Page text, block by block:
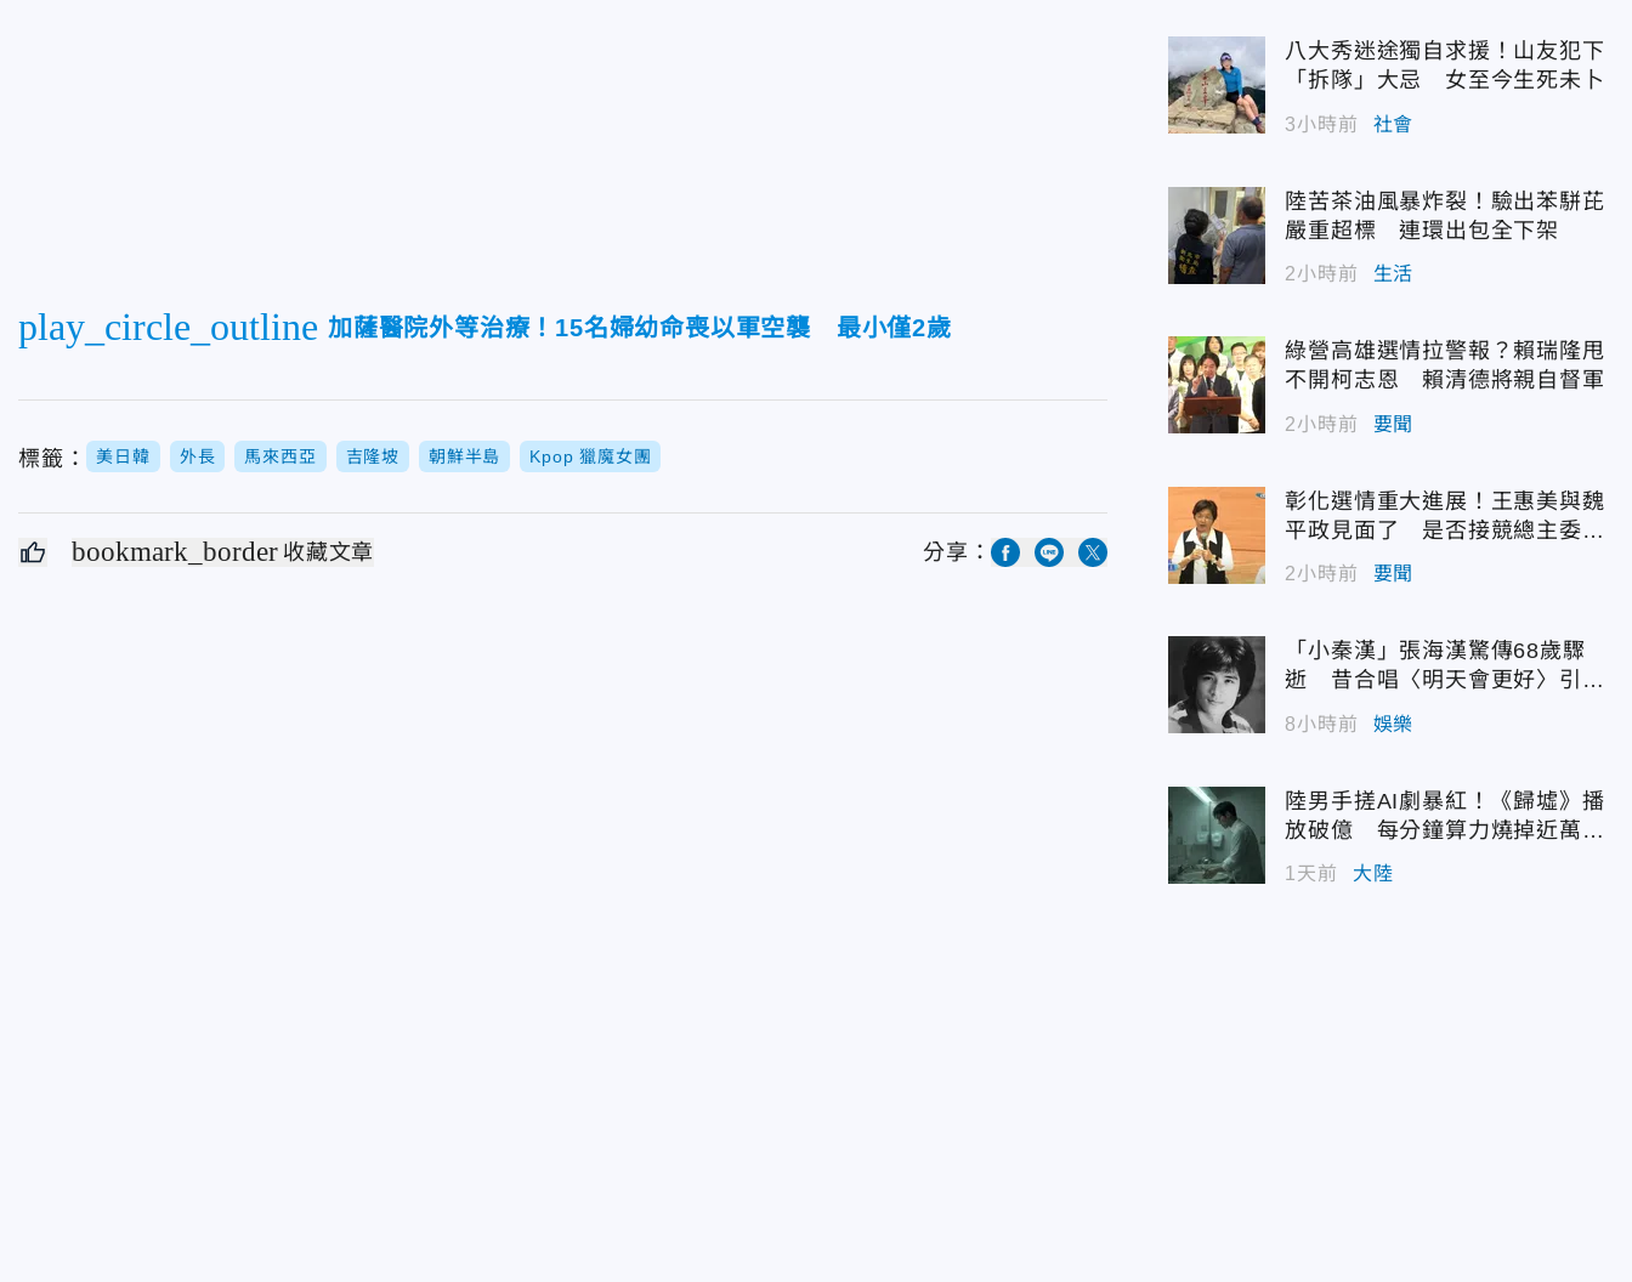
play_circle_outline 加薩醫院外等治療！15名婦幼命喪以軍空襲 最小僅2歲
標籤： 美日韓 外長 馬來西亞 吉隆坡 朝鮮半島 Kpop 獵魔女團
bookmark_border 收藏文章 分享：
八大秀迷途獨自求援！山友犯下
「拆隊」大忌 女至今生死未卜
3小時前 社會
陸苦茶油風暴炸裂！驗出苯駢芘
嚴重超標 連環出包全下架
2小時前 生活
綠營高雄選情拉警報？賴瑞隆甩
不開柯志恩 賴清德將親自督軍
2小時前 要聞
彰化選情重大進展！王惠美與魏
平政見面了 是否接競總主委態
度曝光
2小時前 要聞
「小秦漢」張海漢驚傳68歲驟
逝 昔合唱〈明天會更好〉引追
憶
8小時前 娛樂
陸男手搓AI劇暴紅！《歸墟》播
放破億 每分鐘算力燒掉近萬台
1天前 大陸